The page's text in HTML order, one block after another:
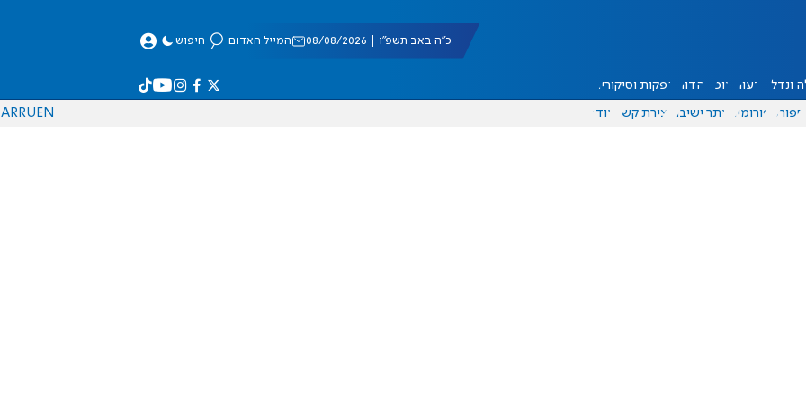
כ"ה באב תשפ"ו | 08/08/2026 המייל האדום חיפוש
ונדל"ן דעות אוכל יהדות הפקות וסיקורים
ספורט פורומים אתר ישיבה יצירת קשר עוד EN
RU
AR